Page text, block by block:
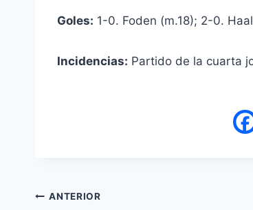
Goles: 1-0. Foden (m.18); 2-0.
Incidencias: Partido de la cuarta
ANTERIOR